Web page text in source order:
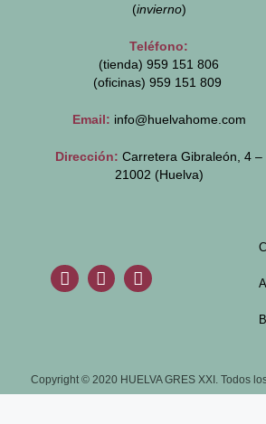
(invierno)
Teléfono:
(tienda) 959 151 806
(oficinas) 959 151 809
Email: info@huelvahome.com
Dirección: Carretera Gibraleón, 4 –
21002 (Huelva)
Copyright © 2020 HUELVA GRES XXI. Todos